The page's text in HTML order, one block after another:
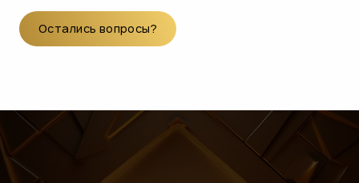
Остались вопросы?